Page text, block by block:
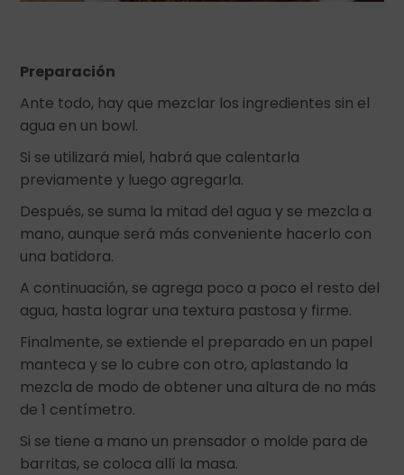
Preparación
Ante todo, hay que mezclar los ingredientes sin el
agua en un bowl.
Si se utilizará miel, habrá que calentarla
previamente y luego agregarla.
Después, se suma la mitad del agua y se mezcla a
mano, aunque será más conveniente hacerlo con
una batidora.
A continuación, se agrega poco a poco el resto del
agua, hasta lograr una textura pastosa y firme.
Finalmente, se extiende el preparado en un papel
manteca y se lo cubre con otro, aplastando la
mezcla de modo de obtener una altura de no más
de 1 centímetro.
Si se tiene a mano un prensador o molde para de
barritas, se coloca allí la masa.